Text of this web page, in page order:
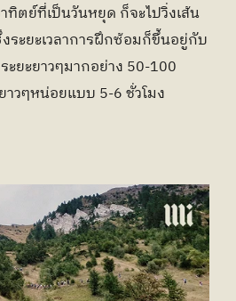
ทิตย์ที่เป็นวันหยุด ก็จะไปวิ่งเส้น
ระยะเวลาการฝึกซ้อมก็ขึ้นอยู่กับ
ะยะยาวๆมากอย่าง 50-100
าวๆหน่อยแบบ 5-6 ชั่วโมง